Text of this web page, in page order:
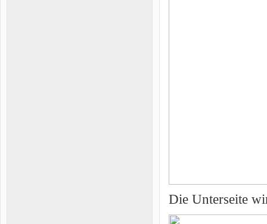
Die Unterseite